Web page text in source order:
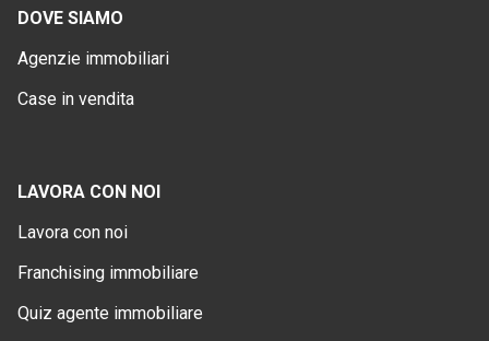
DOVE SIAMO
Agenzie immobiliari
Case in vendita
LAVORA CON NOI
Lavora con noi
Franchising immobiliare
Quiz agente immobiliare